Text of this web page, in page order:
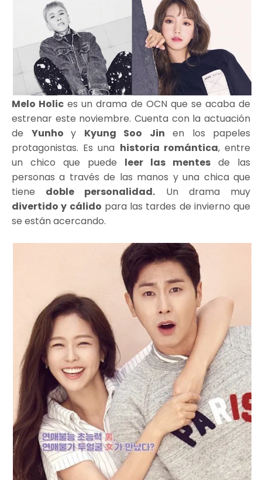
Melo Holic es un drama de OCN que se acaba de
estrenar este noviembre. Cuenta con la actuación
de Yunho y Kyung Soo Jin en los papeles
protagonistas. Es una historia romántica, entre
un chico que puede leer las mentes de las
personas a través de las manos y una chica que
tiene doble personalidad. Un drama muy
divertido y cálido para las tardes de invierno que
se están acercando.